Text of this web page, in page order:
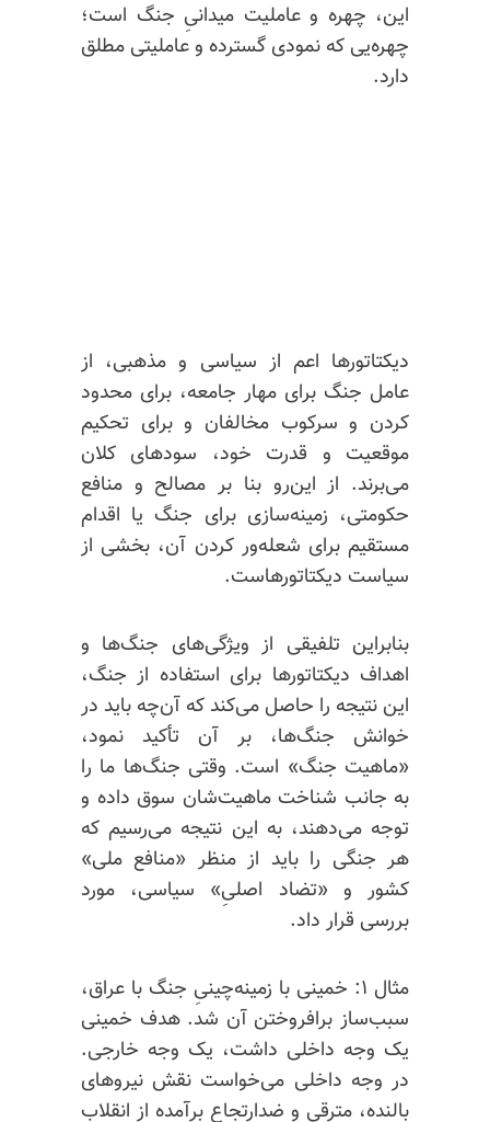
این، چهره و عاملیت میدانیِ جنگ است؛
چهره‌یی که نمودی گسترده و عاملیتی مطلق
دارد.
دیکتاتورها اعم از سیاسی و مذهبی، از
عامل جنگ برای مهار جامعه، برای محدود
کردن و سرکوب مخالفان و برای تحکیم
موقعیت و قدرت خود، سودهای کلان
می‌برند. از این‌رو بنا بر مصالح و منافع
حکومتی، زمینه‌سازی برای جنگ یا اقدام
مستقیم برای شعله‌ور کردن آن، بخشی از
سیاست دیکتاتورهاست.
بنابراین تلفیقی از ویژگی‌های جنگ‌ها و
اهداف دیکتاتورها برای استفاده از جنگ،
این نتیجه را حاصل می‌کند که آن‌چه باید در
خوانش جنگ‌ها، بر آن تأکید نمود،
«ماهیت جنگ» است. وقتی جنگ‌ها ما را
به جانب شناخت ماهیت‌شان سوق داده و
توجه می‌دهند، به این نتیجه می‌رسیم که
هر جنگی را باید از منظر «منافع ملی»
کشور و «تضاد اصلیِ» سیاسی، مورد
بررسی قرار داد.
مثال ۱: خمینی با زمینه‌چینیِ جنگ با عراق،
سبب‌ساز برافروختن آن شد. هدف خمینی
یک وجه داخلی داشت، یک وجه خارجی.
در وجه داخلی می‌خواست نقش نیروهای
بالنده، مترقی و ضدارتجاع برآمده از انقلاب